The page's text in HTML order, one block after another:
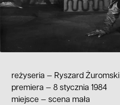
reżyseria — Ryszard Żuromski
premiera — 8 stycznia 1984
miejsce — scena mała